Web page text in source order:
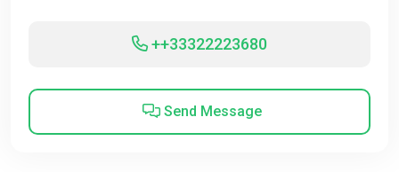
++33322223680
Send Message